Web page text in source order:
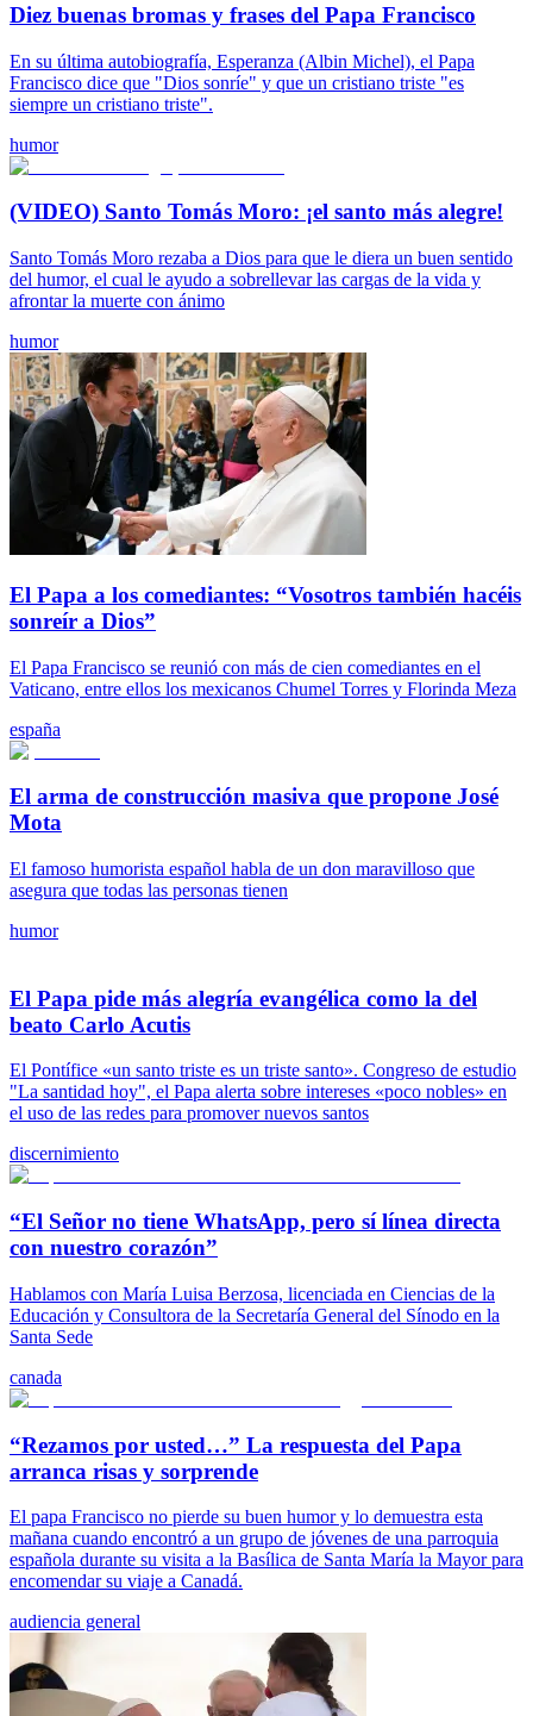
Diez buenas bromas y frases del Papa Francisco
En su última autobiografía, Esperanza (Albin Michel), el Papa
Francisco dice que "Dios sonríe" y que un cristiano triste "es
siempre un cristiano triste".
humor
(VIDEO) Santo Tomás Moro: ¡el santo más alegre!
Santo Tomás Moro rezaba a Dios para que le diera un buen sentido
del humor, el cual le ayudo a sobrellevar las cargas de la vida y
afrontar la muerte con ánimo
humor
El Papa a los comediantes: “Vosotros también hacéis
sonreír a Dios”
El Papa Francisco se reunió con más de cien comediantes en el
Vaticano, entre ellos los mexicanos Chumel Torres y Florinda Meza
españa
El arma de construcción masiva que propone José
Mota
El famoso humorista español habla de un don maravilloso que
asegura que todas las personas tienen
humor
El Papa pide más alegría evangélica como la del
beato Carlo Acutis
El Pontífice «un santo triste es un triste santo». Congreso de estudio
"La santidad hoy", el Papa alerta sobre intereses «poco nobles» en
el uso de las redes para promover nuevos santos
discernimiento
“El Señor no tiene WhatsApp, pero sí línea directa
con nuestro corazón”
Hablamos con María Luisa Berzosa, licenciada en Ciencias de la
Educación y Consultora de la Secretaría General del Sínodo en la
Santa Sede
canada
“Rezamos por usted…” La respuesta del Papa
arranca risas y sorprende
El papa Francisco no pierde su buen humor y lo demuestra esta
mañana cuando encontró a un grupo de jóvenes de una parroquia
española durante su visita a la Basílica de Santa María la Mayor para
encomendar su viaje a Canadá.
audiencia general